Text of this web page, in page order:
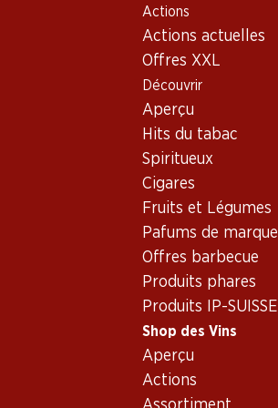
Actions
Actions actuelles
Offres XXL
Découvrir
Aperçu
Hits du tabac
Spiritueux
Cigares
Fruits et Légumes
Pafums de marque
Offres barbecue
Produits phares
Produits IP-SUISSE
Shop des Vins
Aperçu
Actions
Shop des Vins
France
Bordeaux
Château La Tour Carnet
Exclusivité web !
Château La Tour Carnet